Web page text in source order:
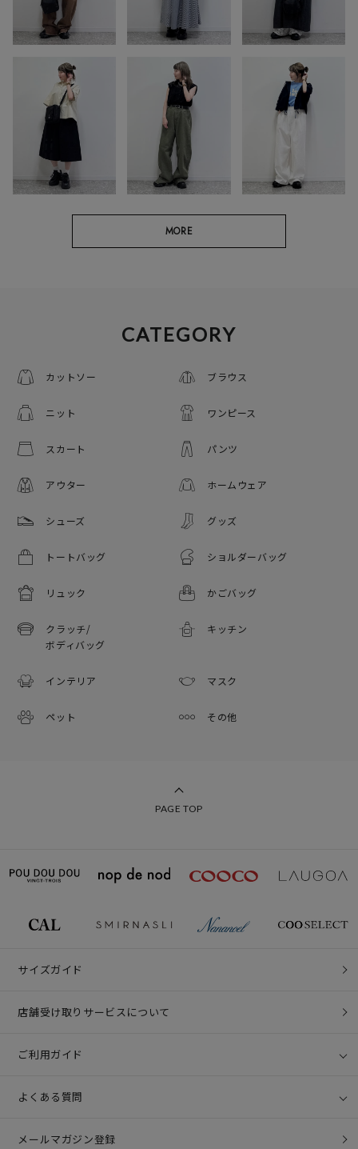
MORE
CATEGORY
カットソー ブラウス
ニット ワンピース
スカート パンツ
アウター ホームウェア
シューズ グッズ
トートバッグ ショルダーバッグ
リュック かごバッグ
クラッチ/
ボディバッグ
キッチン
インテリア マスク
ペット その他
PAGE TOP
サイズガイド
店舗受け取りサービスについて
ご利用ガイド
よくある質問
メールマガジン登録